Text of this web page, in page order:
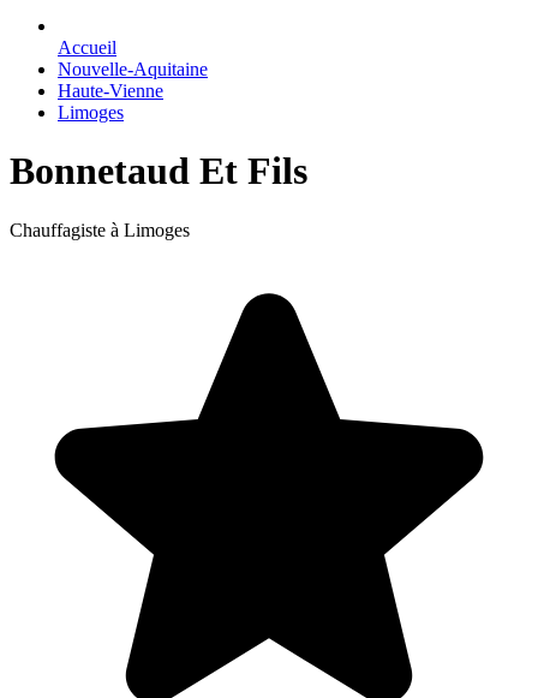
Accueil
Nouvelle-Aquitaine
Haute-Vienne
Limoges
Bonnetaud Et Fils
Chauffagiste à Limoges